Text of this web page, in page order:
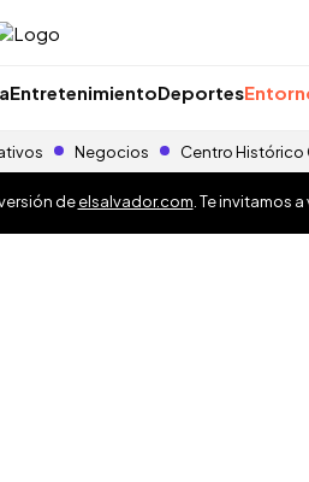
EntretenimientoDeportes
Negocios Centro Histórico
deelsalvador.com . Te invitamos